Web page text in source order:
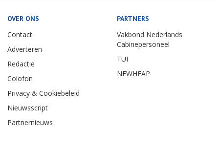
OVER ONS
Contact
Adverteren
Redactie
Colofon
Privacy & Cookiebeleid
Nieuwsscript
Partnernieuws
PARTNERS
Vakbond Nederlands
Cabinepersoneel
TUI
NEWHEAP